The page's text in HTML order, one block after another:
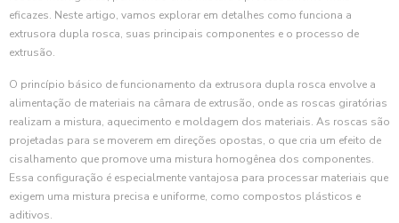
eficazes. Neste artigo, vamos explorar em detalhes como funciona a
extrusora dupla rosca, suas principais componentes e o processo de
extrusão.
O princípio básico de funcionamento da extrusora dupla rosca envolve a
alimentação de materiais na câmara de extrusão, onde as roscas giratórias
realizam a mistura, aquecimento e moldagem dos materiais. As roscas são
projetadas para se moverem em direções opostas, o que cria um efeito de
cisalhamento que promove uma mistura homogênea dos componentes.
Essa configuração é especialmente vantajosa para processar materiais que
exigem uma mistura precisa e uniforme, como compostos plásticos e
aditivos.